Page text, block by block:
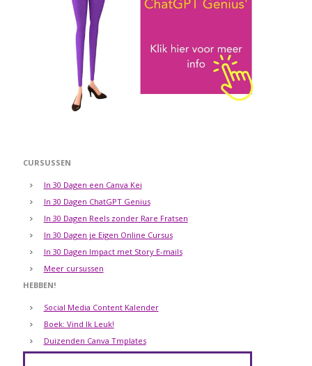
CURSUSSEN
In 30 Dagen een Canva Kei
In 30 Dagen ChatGPT Genius
In 30 Dagen Reels zonder Rare Fratsen
In 30 Dagen je Eigen Online Cursus
In 30 Dagen Impact met Story E-mails
Meer cursussen
HEBBEN!
Social Media Content Kalender
Boek: Vind Ik Leuk!
Duizenden Canva Tmplates